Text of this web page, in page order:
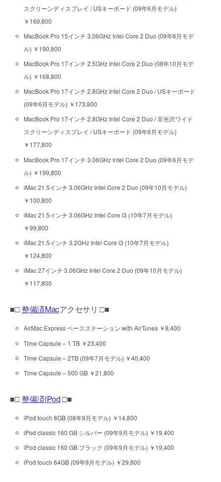
スクリーンディスプレイ / USキーボード (09年6月モデル)
￥169,800
MacBook Pro 15インチ 3.06GHz Intel Core 2 Duo (09年6月モデ
ル) ￥190,800
MacBook Pro 17インチ 2.5GHz Intel Core 2 Duo (08年10月モデ
ル) ￥168,800
MacBook Pro 17インチ 2.8GHz Intel Core 2 Duo / USキーボード
(09年6月モデル) ￥173,800
MacBook Pro 17インチ 2.8GHz Intel Core 2 Duo / 非光沢ワイド
スクリーンディスプレイ / USキーボード (09年6月モデル)
￥177,800
MacBook Pro 17インチ 3.06GHz Intel Core 2 Duo (09年6月モデ
ル) ￥199,800
iMac 21.5インチ 3.06GHz Intel Core 2 Duo (09年10月モデル)
￥100,800
iMac 21.5インチ 3.06GHz Intel Core i3 (10年7月モデル)
￥99,800
iMac 21.5インチ 3.2GHz Intel Core i3 (10年7月モデル)
￥124,800
iMac 27インチ 3.06GHz Intel Core 2 Duo (09年10月モデル)
￥117,800
■□整備済Macアクセサリ □■
AirMac Express ベースステーション with AirTunes ￥8,400
Time Capsule – 1 TB ￥23,400
Time Capsule – 2TB (09年7月モデル) ￥40,400
Time Capsule – 500 GB ￥21,800
■□整備済iPod□■
iPod touch 8GB (08年9月モデル) ￥14,800
iPod classic 160 GB シルバー (09年9月モデル) ￥19,400
iPod classic 160 GB ブラック (09年9月モデル) ￥19,400
iPod touch 64GB (09年9月モデル) ￥29,800